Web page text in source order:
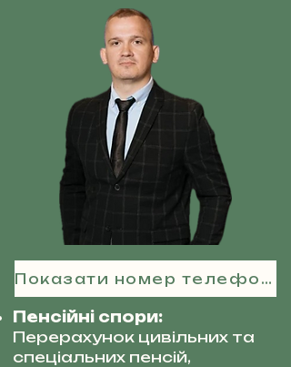
Показати номер телефону
Пенсійні спори:
Перерахунок цивільних та
спеціальних пенсій,